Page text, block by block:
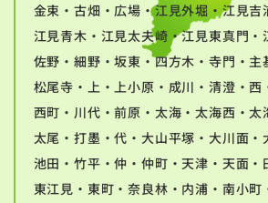
金束・古畑・広場・江見外堀・江見吉
江見青木・江見太夫崎・江見東真門・
佐野・細野・坂東・四方木・寺門・主
松尾寺・上・上小原・成川・清澄・西
西町・川代・前原・太海・太海西・太
太尾・打墨・代・大山平塚・大川面・
池田・竹平・仲・仲町・天津・天面・
東江見・東町・奈良林・内浦・南小町